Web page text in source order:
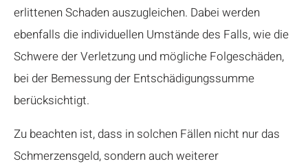
erlittenen Schaden auszugleichen. Dabei werden
ebenfalls die individuellen Umstände des Falls, wie die
Schwere der Verletzung und mögliche Folgeschäden,
bei der Bemessung der Entschädigungssumme
berücksichtigt.
Zu beachten ist, dass in solchen Fällen nicht nur das
Schmerzensgeld, sondern auch weiterer